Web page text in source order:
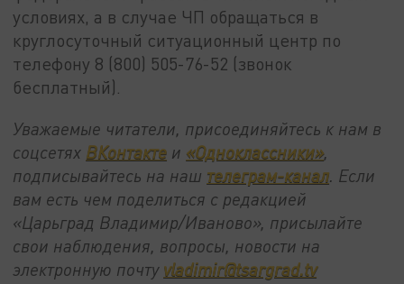
условиях, а в случае ЧП обращаться в
круглосуточный ситуационный центр по
телефону 8 (800) 505-76-52 (звонок
бесплатный).
Уважаемые читатели, присоединяйтесь к нам в
соцсетях ВКонтакте и «Одноклассники»,
подписывайтесь на наш телеграм-канал . Если
вам есть чем поделиться с редакцией
«Царьград Владимир/Иваново», присылайте
свои наблюдения, вопросы, новости на
электронную почту vladimir@tsargrad.tv